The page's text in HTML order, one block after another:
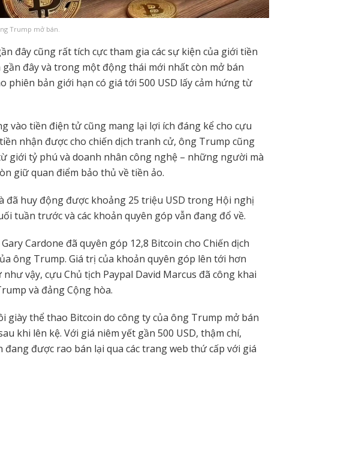
Trump mở bán.
đây cũng rất tích cực tham gia các sự kiện của giới tiền
đây và trong một động thái mới nhất còn mở bán
phiên bản giới hạn có giá tới 500 USD lấy cảm hứng từ
vào tiền điện tử cũng mang lại lợi ích đáng kể cho cựu
nhận được cho chiến dịch tranh cử, ông Trump cũng
giới tỷ phú và doanh nhân công nghệ – những người mà
giữ quan điểm bảo thủ về tiền ảo.
đã huy động được khoảng 25 triệu USD trong Hội nghị
tuần trước và các khoản quyên góp vẫn đang đổ về.
Cardone đã quyên góp 12,8 Bitcoin cho Chiến dịch
ông Trump. Giá trị của khoản quyên góp lên tới hơn
vậy, cựu Chủ tịch Paypal David Marcus đã công khai
và đảng Cộng hòa.
giày thể thao Bitcoin do công ty của ông Trump mở bán
khi lên kệ. Với giá niêm yết gần 500 USD, thậm chí,
đang được rao bán lại qua các trang web thứ cấp với giá